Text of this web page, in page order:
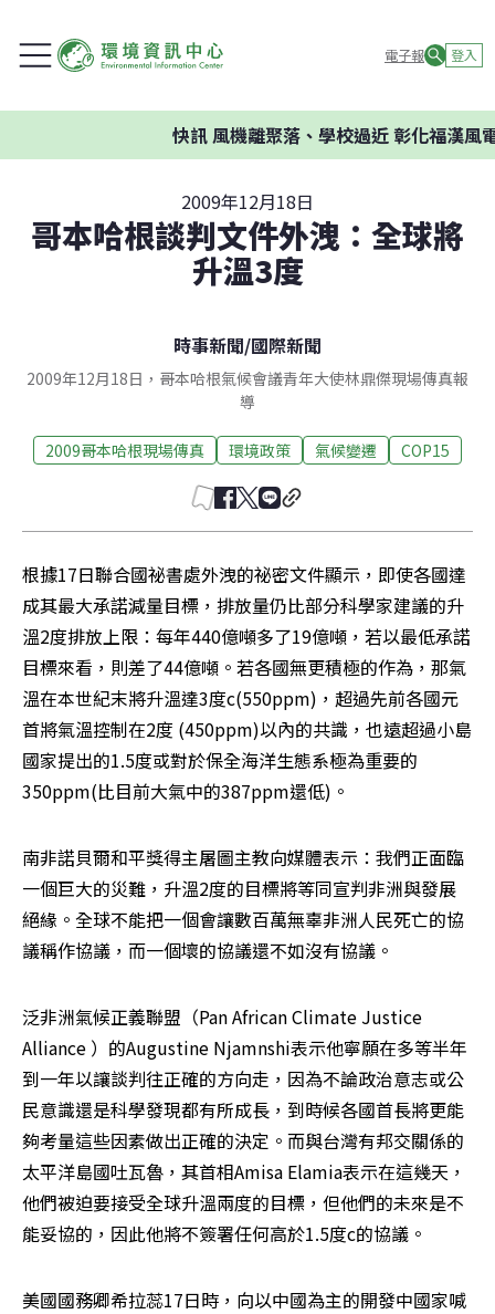
電子報 登入
快訊風機離聚落、學校過近 彰化福漢風電
2009年12月18日
哥本哈根談判文件外洩：全球將
升溫3度
時事新聞/國際新聞
2009年12月18日，哥本哈根氣候會議青年大使林鼎傑現場傳真報
導
2009哥本哈根現場傳真 環境政策 氣候變遷 COP15
根據17日聯合國祕書處外洩的祕密文件顯示，即使各國達
成其最大承諾減量目標，排放量仍比部分科學家建議的升
溫2度排放上限：每年440億噸多了19億噸，若以最低承諾
目標來看，則差了44億噸。若各國無更積極的作為，那氣
溫在本世紀末將升溫達3度c(550ppm)，超過先前各國元
首將氣溫控制在2度 (450ppm)以內的共識，也遠超過小島
國家提出的1.5度或對於保全海洋生態系極為重要的
350ppm(比目前大氣中的387ppm還低)。
南非諾貝爾和平獎得主屠圖主教向媒體表示：我們正面臨
一個巨大的災難，升溫2度的目標將等同宣判非洲與發展
絕緣。全球不能把一個會讓數百萬無辜非洲人民死亡的協
議稱作協議，而一個壞的協議還不如沒有協議。
泛非洲氣候正義聯盟（Pan African Climate Justice
Alliance ）的Augustine Njamnshi表示他寧願在多等半年
到一年以讓談判往正確的方向走，因為不論政治意志或公
民意識還是科學發現都有所成長，到時候各國首長將更能
夠考量這些因素做出正確的決定。而與台灣有邦交關係的
太平洋島國吐瓦魯，其首相Amisa Elamia表示在這幾天，
他們被迫要接受全球升溫兩度的目標，但他們的未來是不
能妥協的，因此他將不簽署任何高於1.5度c的協議。
美國國務卿希拉蕊17日時，向以中國為主的開發中國家喊